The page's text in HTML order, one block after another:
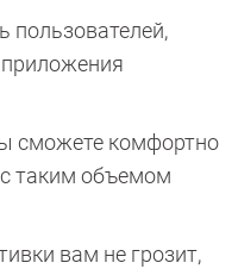
пользователей,
сможете комфортно
таким объемом
вам не грозит,